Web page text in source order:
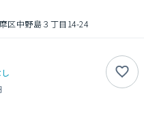
区中野島３丁目14-24